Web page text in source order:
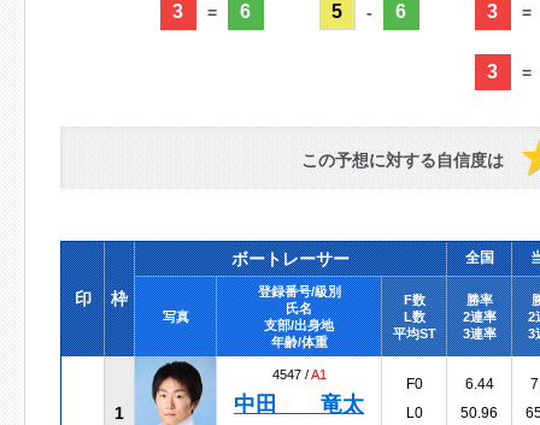
3 = 6 5 - 6 3 =
3 =
この予想に対する自信度は
印 枠
ボートレーサー 全国
写真
登録番号/級別
氏名
支部/出身地
年齢/体重
F数
L数
平均ST
勝率
2連率
3連率
2
3
1
4547 /A1
中田 竜太
F0
L0
6.44
50.96